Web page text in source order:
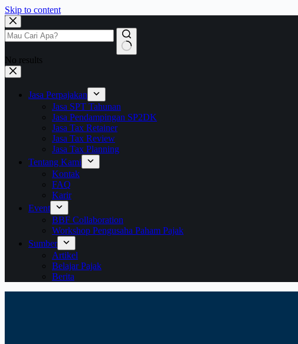
Skip to content
No results
Jasa Perpajakan
Jasa SPT Tahunan
Jasa Pendampingan SP2DK
Jasa Tax Retainer
Jasa Tax Review
Jasa Tax Planning
Tentang Kami
Kontak
FAQ
Karir
Event
BBF Collaboration
Workshop Pengusaha Paham Pajak
Sumber
Artikel
Belajar Pajak
Berita